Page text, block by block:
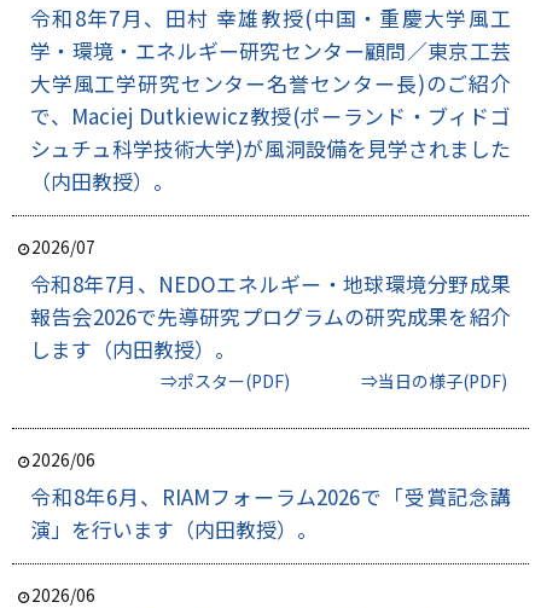
令和8年7月、田村 幸雄教授(中国・重慶大学風工
学・環境・エネルギー研究センター顧問／東京工芸
大学風工学研究センター名誉センター長)のご紹介
で、Maciej Dutkiewicz教授(ポーランド・ブィドゴ
シュチュ科学技術大学)が風洞設備を見学されました
（内田教授）。
2026/07
令和8年7月、NEDOエネルギー・地球環境分野成果
報告会2026で先導研究プログラムの研究成果を紹介
します（内田教授）。
⇒ポスター(PDF) ⇒当日の様子(PDF)
2026/06
令和8年6月、RIAMフォーラム2026で「受賞記念講
演」を行います（内田教授）。
2026/06